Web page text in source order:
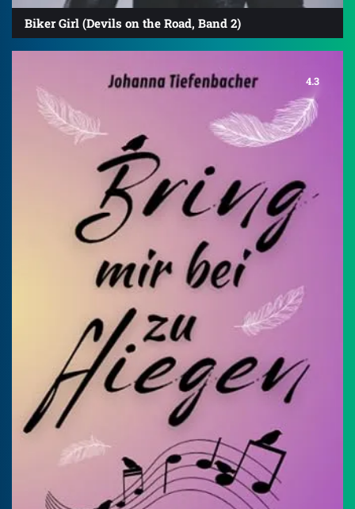
Biker Girl (Devils on the Road, Band 2)
4.3